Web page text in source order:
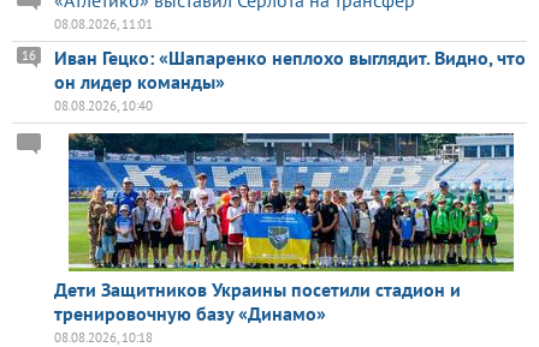
08.08.2026, 11:01
Иван Гецко: «Шапаренко неплохо выглядит. Видно, что
он лидер команды»
16
08.08.2026, 10:40
Дети Защитников Украины посетили стадион и
тренировочную базу «Динамо»
08.08.2026, 10:18